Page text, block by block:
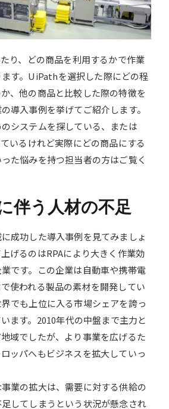
り、どの商品を利用するかで作業
す。UiPathを選択した際にどの程
、他の商品と比較した際の特徴を
導入事例を挙げてご紹介します。
システムを探している、または
いるけれど実際にどの商品にする
た悩みを持つ担当者の方はご覧く
伴う人材の不足
成功した導入事例を見てみましょ
げるのはRPAにより大きく作業効
です。この企業は自動車や携帯電
使われる製品の素材を開発してい
でも上位に入る市場シェアを誇っ
ます。2010年代の中盤まで主力と
域でしたが、より事業を広げるた
ッパへもビジネスを拡大していっ
業の拡大は、需要に対する供給の
してしまうという状況が懸念され